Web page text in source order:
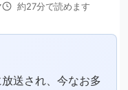
約27分で読めます
送され、今なお多